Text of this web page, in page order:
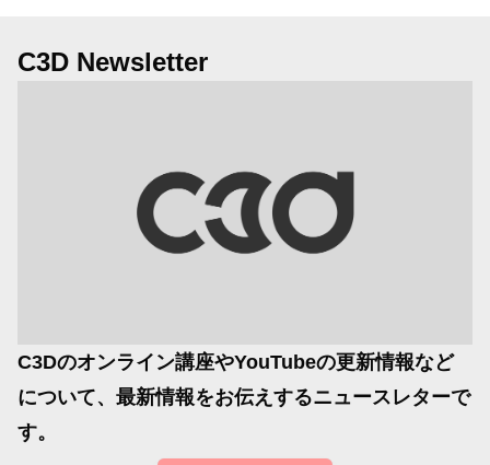
C3D Newsletter
C3Dのオンライン講座やYouTubeの更新情報など
について、最新情報をお伝えするニュースレターで
す。